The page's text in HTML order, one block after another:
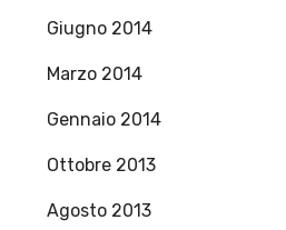
Giugno 2014
Marzo 2014
Gennaio 2014
Ottobre 2013
Agosto 2013